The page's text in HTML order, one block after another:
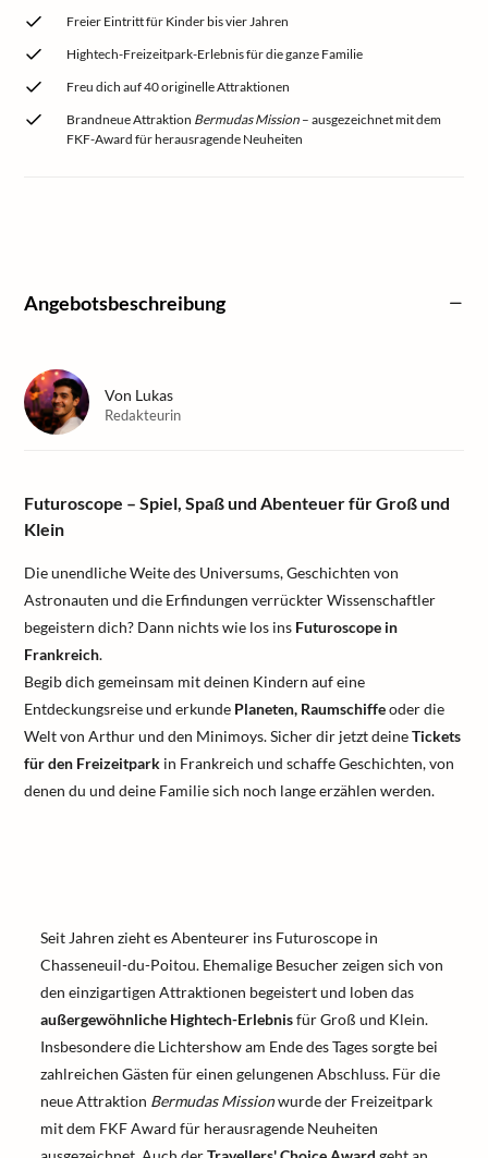
Freier Eintritt für Kinder bis vier Jahren
Hightech-Freizeitpark-Erlebnis für die ganze Familie
Freu dich auf 40 originelle Attraktionen
Brandneue Attraktion Bermudas Mission – ausgezeichnet mit dem
FKF-Award für herausragende Neuheiten
Angebotsbeschreibung
Futuroscope – Spiel, Spaß und Abenteuer für Groß und
Klein
Die unendliche Weite des Universums, Geschichten von
Astronauten und die Erfindungen verrückter Wissenschaftler
begeistern dich? Dann nichts wie los ins Futuroscope in
Frankreich.
Begib dich gemeinsam mit deinen Kindern auf eine
Entdeckungsreise und erkunde Planeten, Raumschiffeoder die
Welt von Arthur und den Minimoys. Sicher dir jetzt deineTickets
für den Freizeitpark in Frankreich und schaffe Geschichten, von
denen du und deine Familie sich noch lange erzählen werden.
Seit Jahren zieht es Abenteurer ins Futuroscope in
Chasseneuil-du-Poitou. Ehemalige Besucher zeigen sich von
den einzigartigen Attraktionen begeistert und loben das
außergewöhnliche Hightech-Erlebnisfür Groß und Klein.
Insbesondere die Lichtershow am Ende des Tages sorgte bei
zahlreichen Gästen für einen gelungenen Abschluss. Für die
neue Attraktion Bermudas Missionwurde der Freizeitpark
mit dem FKF Award für herausragende Neuheiten
Von Lukas
Redakteurin